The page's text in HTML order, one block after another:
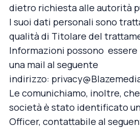
dietro richiesta alle autorità
I suoi dati personali sono
qualità di Titolare del
Informazioni possono
una mail al seguente
indirizzo:
Le comunichiamo, inoltre,
società è stato identificato
Officer, contattabile al